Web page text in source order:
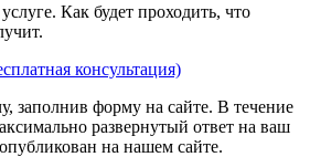
Как будет проходить, что
консультация)
заполнив форму на сайте. В течение
развернутый ответ на ваш
на нашем сайте.